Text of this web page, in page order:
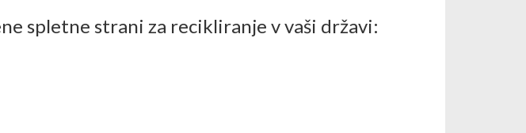
spletne strani za recikliranje v vaši državi: